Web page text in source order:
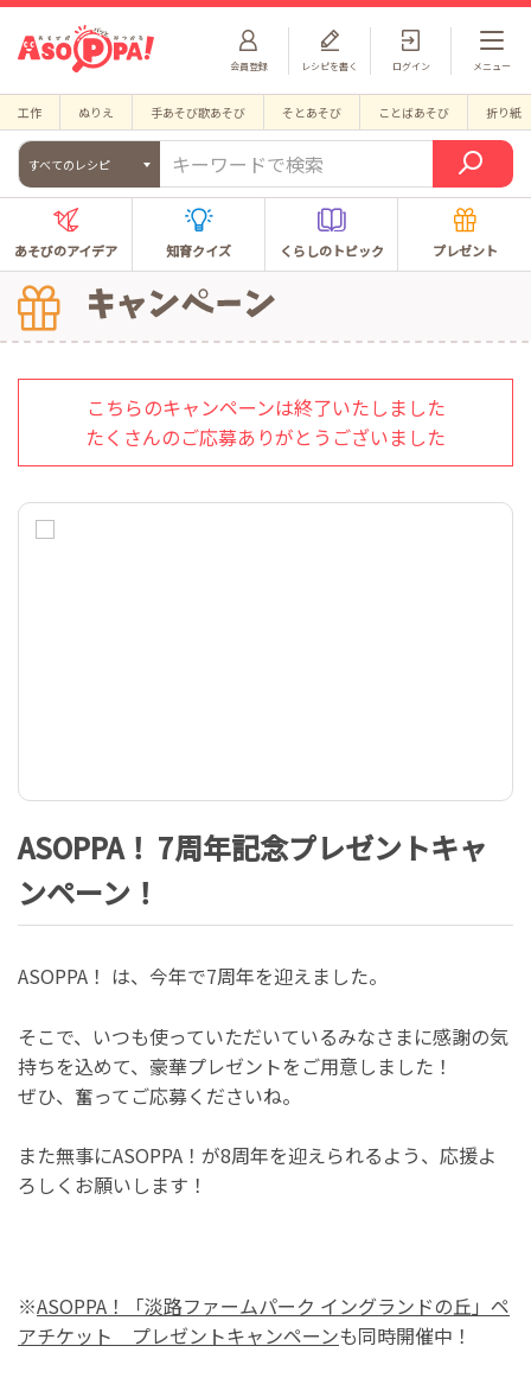
会員登録 ログイン
レシピを書く メニュー
工作 ぬりえ 手あそび歌あそび そとあそび ことばあそび 折り紙
すべてのレシピ
あそびのアイデア 知育クイズ くらしのトピック プレゼント
こちらのキャンペーンは終了いたしました
たくさんのご応募ありがとうございました
ASOPPA！ 7周年記念プレゼントキャ
ンペーン！
ASOPPA！ は、今年で7周年を迎えました。
そこで、いつも使っていただいているみなさまに感謝の気
持ちを込めて、豪華プレゼントをご用意しました！
ぜひ、奮ってご応募くださいね。
また無事にASOPPA！が8周年を迎えられるよう、応援よ
ろしくお願いします！
※ASOPPA！「淡路ファームパーク イングランドの丘」ペ
アチケット プレゼントキャンペーンも同時開催中！